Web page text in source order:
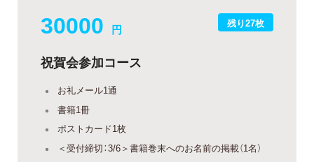
残り27枚
30000 円
祝賀会参加コース
お礼メール1通
書籍1冊
ポストカード1枚
＜受付締切：3/6＞書籍巻末へのお名前の掲載（1名）